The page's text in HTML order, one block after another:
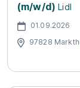
(m/w/d) Lidl
01.09.2026
97828